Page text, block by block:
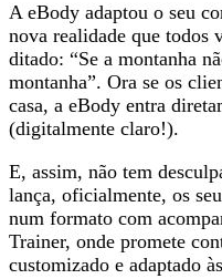
A eBody adaptou o seu
nova realidade que todos
ditado: “Se a montanha
montanha”. Ora se os
casa, a eBody entra
(digitalmente claro!).
E, assim, não tem
lança, oficialmente, os
num formato com
Trainer, onde promete
customizado e adaptado